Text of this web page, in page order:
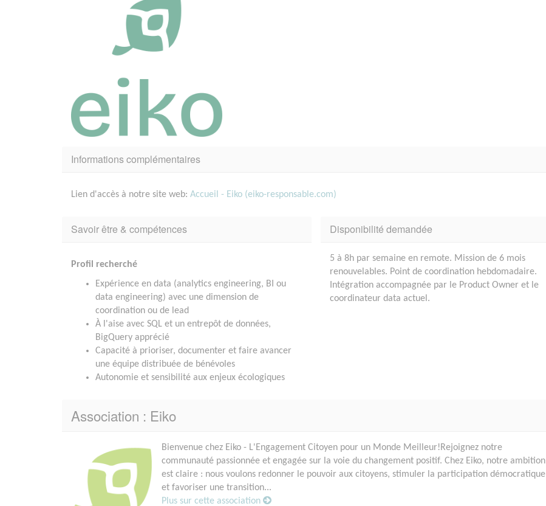
Informations complémentaires
Lien d'accès à notre site web: Accueil - Eiko (eiko-responsable.com)
Savoir être & compétences
Profil recherché
Expérience en data (analytics engineering, BI ou
data engineering) avec une dimension de
coordination ou de lead
À l'aise avec SQL et un entrepôt de données,
BigQuery apprécié
Capacité à prioriser, documenter et faire avancer
une équipe distribuée de bénévoles
Autonomie et sensibilité aux enjeux écologiques
Disponibilité demandée
5 à 8h par semaine en remote. Mission de 6 mois
renouvelables. Point de coordination hebdomadaire.
Intégration accompagnée par le Product Owner et le
coordinateur data actuel.
Association : Eiko
Bienvenue chez Eiko - L'Engagement Citoyen pour un Monde Meilleur!Rejoignez notre
communauté passionnée et engagée sur la voie du changement positif. Chez Eiko, notre ambition
est claire : nous voulons redonner le pouvoir aux citoyens, stimuler la participation démocratique
et favoriser une transition...
Plus sur cette association